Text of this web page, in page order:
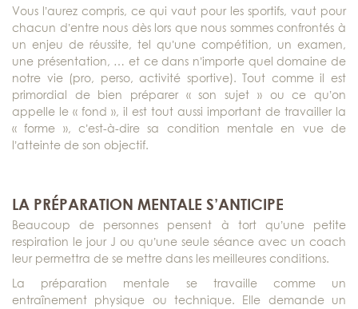
Vous l’aurez compris, ce qui vaut pour les sportifs, vaut pour
chacun d’entre nous dès lors que nous sommes confrontés à
un enjeu de réussite, tel qu’une compétition, un examen,
une présentation, … et ce dans n’importe quel domaine de
notre vie (pro, perso, activité sportive). Tout comme il est
primordial de bien préparer « son sujet » ou ce qu’on
appelle le « fond », il est tout aussi important de travailler la
« forme », c’est-à-dire sa condition mentale en vue de
l’atteinte de son objectif.
LA PRÉPARATION MENTALE S’ANTICIPE
Beaucoup de personnes pensent à tort qu’une petite
respiration le jour J ou qu’une seule séance avec un coach
leur permettra de se mettre dans les meilleures conditions.
La préparation mentale se travaille comme un
entraînement physique ou technique. Elle demande un